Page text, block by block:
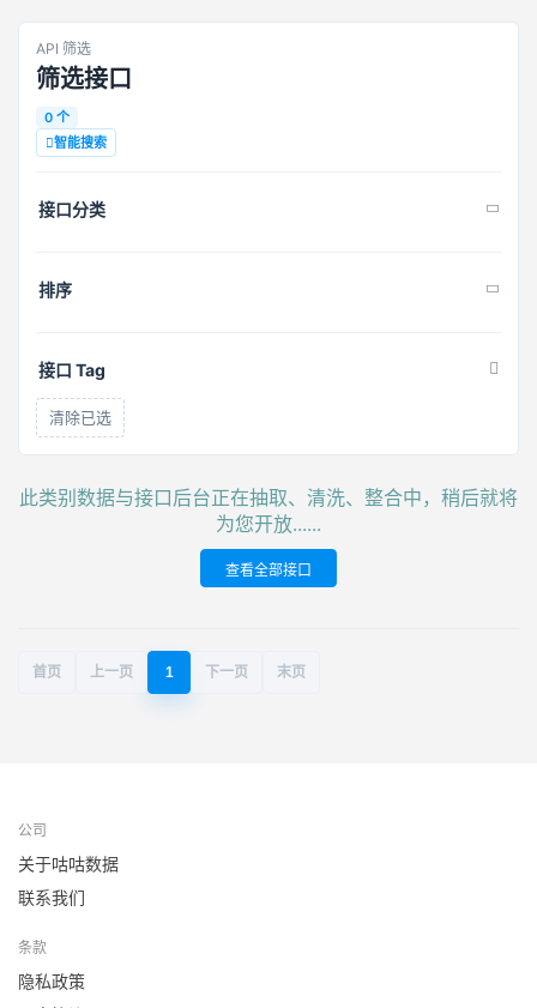
API 筛选
筛选接口
0 个
智能搜索
接口分类
排序
接口 Tag
清除已选
此类别数据与接口后台正在抽取、清洗、整合中，稍后就将
为您开放......
查看全部接口
首页 上一页 1 下一页 末页
公司
关于咕咕数据
联系我们
条款
隐私政策